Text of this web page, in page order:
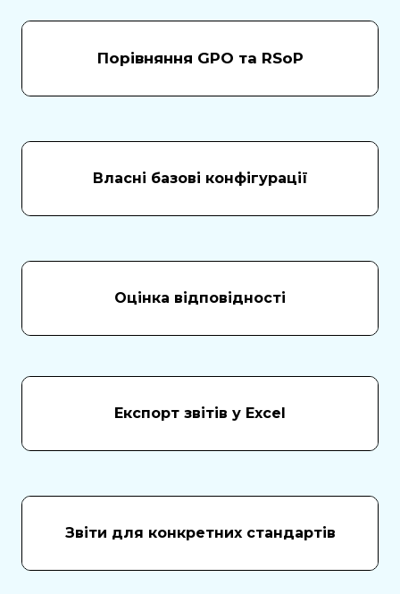
Порівняння GPO та RSoP
Власні базові конфігурації
Оцінка відповідності
Експорт звітів у Excel
Звіти для конкретних стандартів